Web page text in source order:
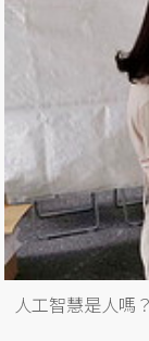
人工智慧是人嗎